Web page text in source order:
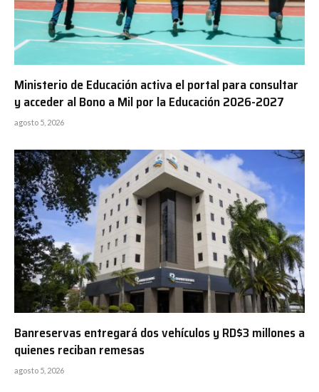
Ministerio de Educación activa el portal para consultar
y acceder al Bono a Mil por la Educación 2026-2027
agosto 5, 2026
Banreservas entregará dos vehículos y RD$3 millones a
quienes reciban remesas
agosto 5, 2026